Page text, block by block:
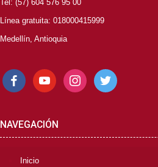
Tel: (57) 604 576 95 00
Línea gratuita: 018000415999
Medellín, Antioquia
facebookyoutube instagramtwitter
NAVEGACIÓN
Inicio